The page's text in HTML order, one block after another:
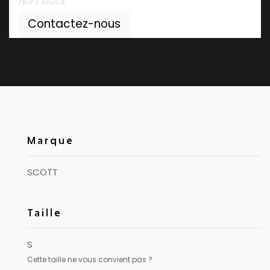
Contactez-nous
Marque
SCOTT
Taille
S
Cette taille ne vous convient pas ?